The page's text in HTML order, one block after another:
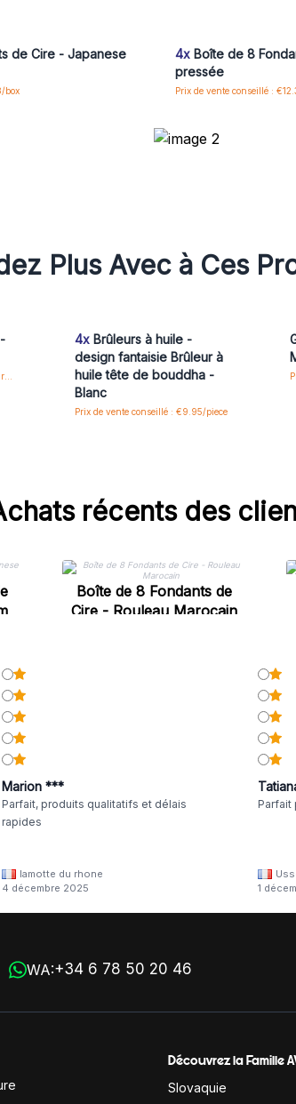
de Cire - Japanese
box
4x Boîte de 8
pressée
Prix de vente conseillé :
Plus Avec à Ces
4xBrûleurs à huile -
design fantaisie Brûleur à
huile tête de bouddha -
Blanc
Prix de vente conseillé : €9.95/piece
récents des
Boîte de 8 Fondants de
Cire - Rouleau Marocain
Marion ***
Parfait, produits qualitatifs et délais
rapides
lamotte du rhone
4 décembre 2025
Parfait
1
WA:+34 6 78 50 20 46
Découvrez la Famille
Slovaquie